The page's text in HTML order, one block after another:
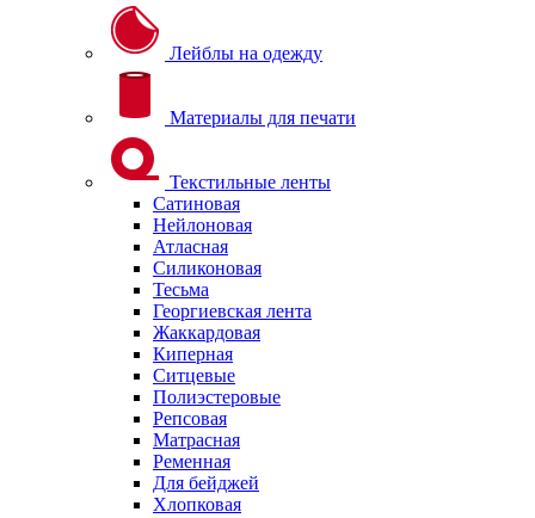
Лейблы на одежду
Материалы для печати
Текстильные ленты
Сатиновая
Нейлоновая
Атласная
Силиконовая
Тесьма
Георгиевская лента
Жаккардовая
Киперная
Ситцевые
Полиэстеровые
Репсовая
Матрасная
Ременная
Для бейджей
Хлопковая